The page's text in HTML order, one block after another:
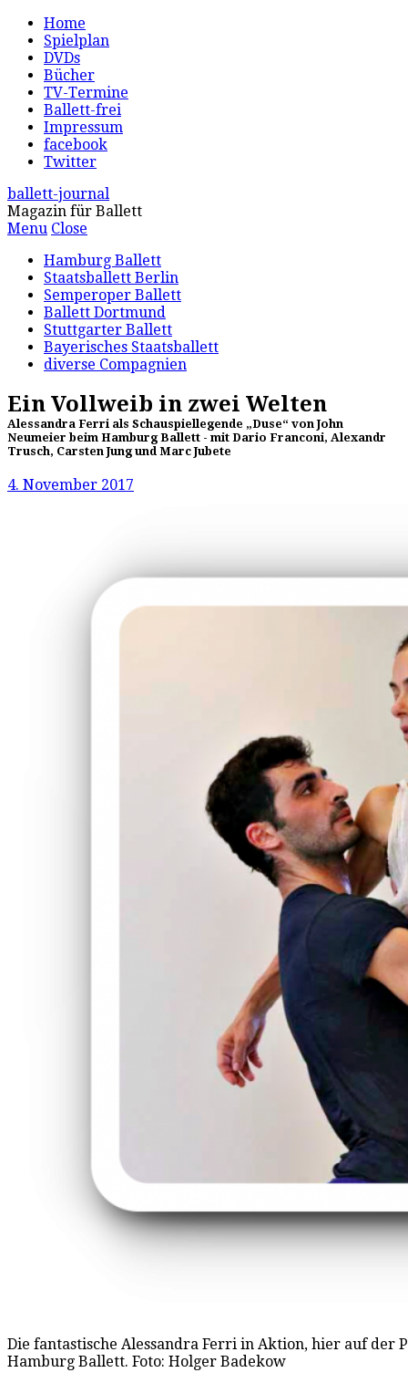
Home
Spielplan
DVDs
Bücher
TV-Termine
Ballett-frei
Impressum
facebook
Twitter
ballett-journal
Magazin für Ballett
Menu Close
Hamburg Ballett
Staatsballett Berlin
Semperoper Ballett
Ballett Dortmund
Stuttgarter Ballett
Bayerisches Staatsballett
diverse Compagnien
Ein Vollweib in zwei Welten
Alessandra Ferri als Schauspiellegende „Duse“ von John
Neumeier beim Hamburg Ballett - mit Dario Franconi, Alexandr
Trusch, Carsten Jung und Marc Jubete
4. November 2017
Die fantastische Alessandra Ferri in Aktion, hier auf der
Hamburg Ballett. Foto: Holger Badekow